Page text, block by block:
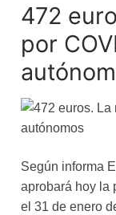
472
por
Según informa
aprobará hoy la
el 31 de enero